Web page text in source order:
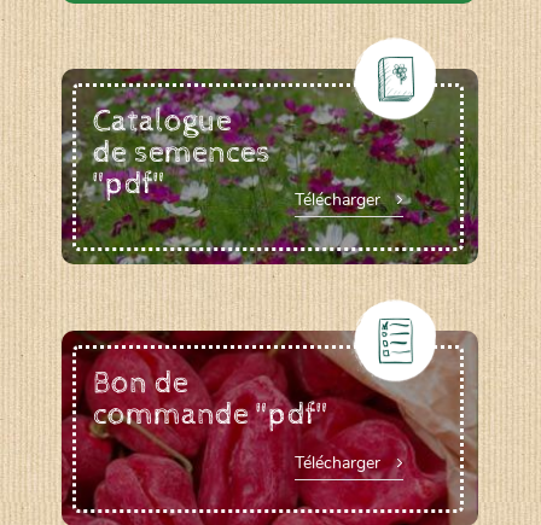
Catalogue
de semences
"pdf"
Télécharger
Bon de
commande "pdf"
Télécharger